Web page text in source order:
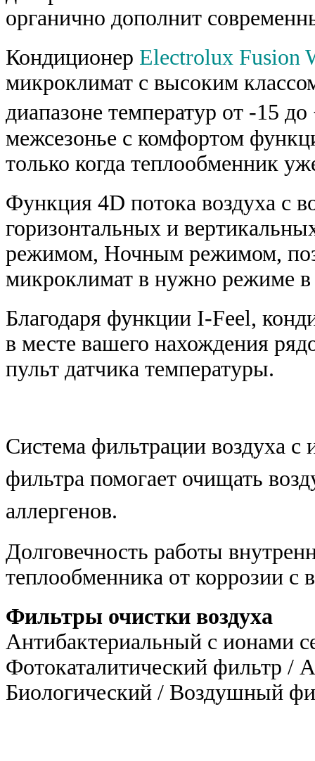
органично дополнит
Кондиционер Electrolux Fusion
микроклимат с высоким
диапазоне температур от -15
межсезонье с комфортом
только когда теплообменник
Функция 4D потока воздуха с
горизонтальных и
режимом, Ночным режимом,
микроклимат в нужно режиме
Благодаря функции I-Feel,
в месте вашего нахождения
пульт датчика температуры.
Система фильтрации воздуха с
фильтра помогает очищать
аллергенов.
Долговечность работы
теплообменника от коррозии
Фильтры очистки воздуха
Антибактериальный с ионами
Фотокаталитический фильтр /
Биологический / Воздушный